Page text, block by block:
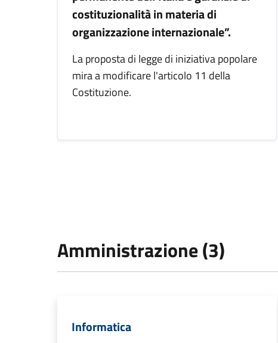
costituzionalità in materia di
organizzazione internazionale”.
La proposta di legge di iniziativa popolare
mira a modificare l'articolo 11 della
Costituzione.
Amministrazione (3)
Informatica